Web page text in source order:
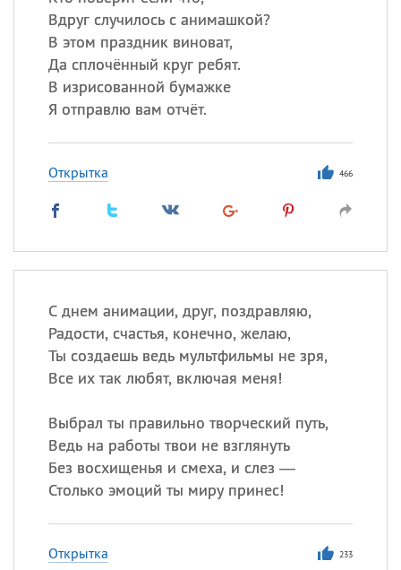
Вдруг случилось с анимашкой?
В этом праздник виноват,
Да сплочённый круг ребят.
В изрисованной бумажке
Я отправлю вам отчёт.
Открытка 466
С днем анимации, друг, поздравляю,
Радости, счастья, конечно, желаю,
Ты создаешь ведь мультфильмы не зря,
Все их так любят, включая меня!
Выбрал ты правильно творческий путь,
Ведь на работы твои не взглянуть
Без восхищенья и смеха, и слез —
Столько эмоций ты миру принес!
Открытка 233